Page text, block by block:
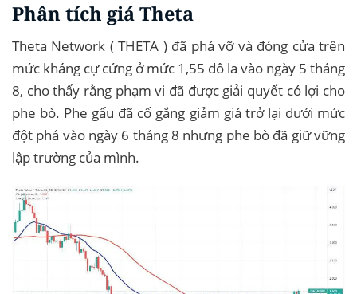
Phân tích giá Theta
Theta Network ( THETA ) đã phá vỡ và đóng cửa trên
mức kháng cự cứng ở mức 1,55 đô la vào ngày 5 tháng
8, cho thấy rằng phạm vi đã được giải quyết có lợi cho
phe bò. Phe gấu đã cố gắng giảm giá trở lại dưới mức
đột phá vào ngày 6 tháng 8 nhưng phe bò đã giữ vững
lập trường của mình.